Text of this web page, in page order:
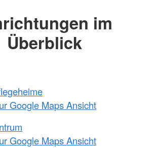
im
Überblick
Google Maps Ansicht
Google Maps Ansicht